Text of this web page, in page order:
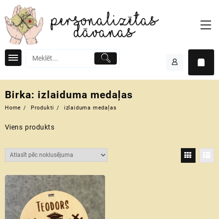
to
content
Birka: izlaiduma medaļas
Home Produkti izlaiduma medaļas
Viens produkts